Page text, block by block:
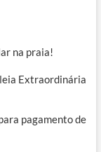
na praia!
Extraordinária
pagamento de